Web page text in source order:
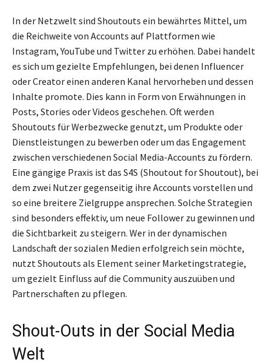
In der Netzwelt sind Shoutouts ein bewährtes Mittel, um
die Reichweite von Accounts auf Plattformen wie
Instagram, YouTube und Twitter zu erhöhen. Dabei handelt
es sich um gezielte Empfehlungen, bei denen Influencer
oder Creator einen anderen Kanal hervorheben und dessen
Inhalte promote. Dies kann in Form von Erwähnungen in
Posts, Stories oder Videos geschehen. Oft werden
Shoutouts für Werbezwecke genutzt, um Produkte oder
Dienstleistungen zu bewerben oder um das Engagement
zwischen verschiedenen Social Media-Accounts zu fördern.
Eine gängige Praxis ist das S4S (Shoutout for Shoutout), bei
dem zwei Nutzer gegenseitig ihre Accounts vorstellen und
so eine breitere Zielgruppe ansprechen. Solche Strategien
sind besonders effektiv, um neue Follower zu gewinnen und
die Sichtbarkeit zu steigern. Wer in der dynamischen
Landschaft der sozialen Medien erfolgreich sein möchte,
nutzt Shoutouts als Element seiner Marketingstrategie,
um gezielt Einfluss auf die Community auszuüben und
Partnerschaften zu pflegen.
Shout-Outs in der Social Media
Welt